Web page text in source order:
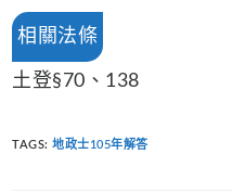
相關法條
土登§70、138
TAGS:地政士105年解答